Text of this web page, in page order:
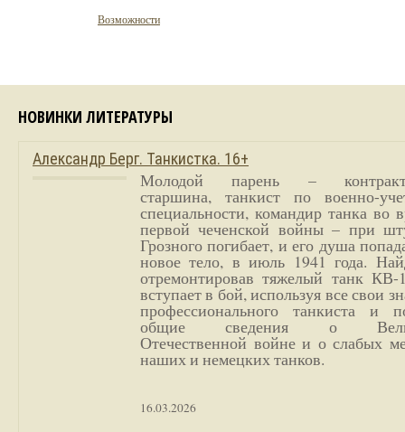
Возможности
НОВИНКИ ЛИТЕРАТУРЫ
Александр Берг. Танкистка. 16+
Молодой парень –
старшина, танкист по военно-
специальности, командир танка во
первой чеченской войны – при
Грозного погибает, и его душа
новое тело, в июль 1941 года.
отремонтировав тяжелый танк
вступает в бой, используя все свои
профессионального танкиста и
общие сведения о
Отечественной войне и о слабых
наших и немецких танков.
16.03.2026